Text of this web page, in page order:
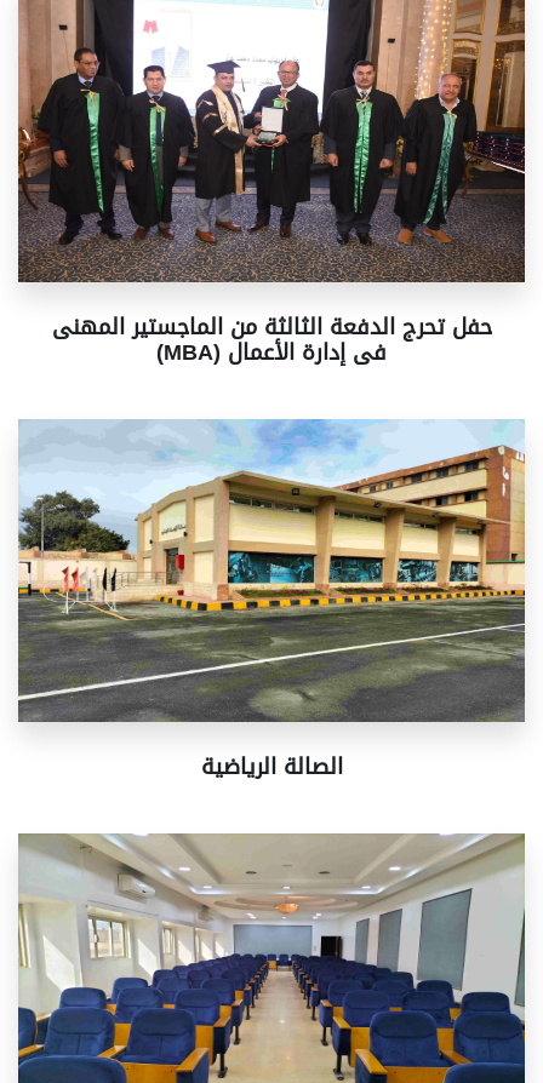
حفل تحرج الدفعة الثالثة من الماجستير المهنى
(MBA) فى إدارة الأعمال
الصالة الرياضية